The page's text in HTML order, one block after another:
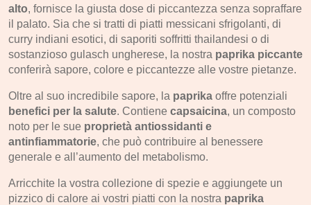
alto, fornisce la giusta dose di piccantezza senza sopraffare
il palato. Sia che si tratti di piatti messicani sfrigolanti, di
curry indiani esotici, di saporiti soffritti thailandesi o di
sostanzioso gulasch ungherese, la nostra paprika piccante
conferirà sapore, colore e piccantezze alle vostre pietanze.
Oltre al suo incredibile sapore, la paprika offre potenziali
benefici per la salute. Contiene capsaicina, un composto
noto per le sue proprietà antiossidanti e
antinfiammatorie, che può contribuire al benessere
generale e all’aumento del metabolismo.
Arricchite la vostra collezione di spezie e aggiungete un
pizzico di calore ai vostri piatti con la nostra paprika